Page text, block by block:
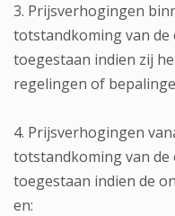
3. Prijsverhogingen
totstandkoming van de
toegestaan indien zij
regelingen of
4. Prijsverhogingen
totstandkoming van de
toegestaan indien de
en: